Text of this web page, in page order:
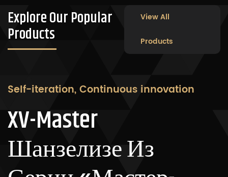
Explore Our Popular
Products
View All
Products
Self-iteration, Continuous innovation
XV-Master
Шанзелизе Из